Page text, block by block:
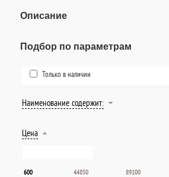
Описание
Подбор по параметрам
Только в наличии
Наименование содержит:
Цена
600 44850 89100